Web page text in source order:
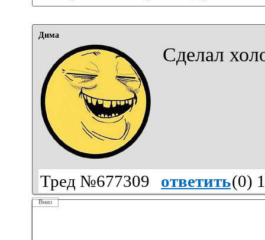
Дима
Сделал
Тред №677309 ответить(0)
Вниз